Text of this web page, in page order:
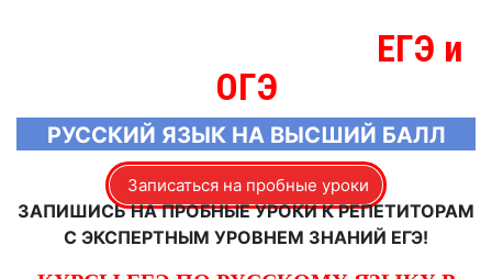
ЕГЭ и
ОГЭ
РУССКИЙ ЯЗЫК НА ВЫСШИЙ БАЛЛ
Записаться на пробные уроки
ЗАПИШИСЬ НА ПРОБНЫЕ УРОКИ К РЕПЕТИТОРАМ
С ЭКСПЕРТНЫМ УРОВНЕМ ЗНАНИЙ ЕГЭ!